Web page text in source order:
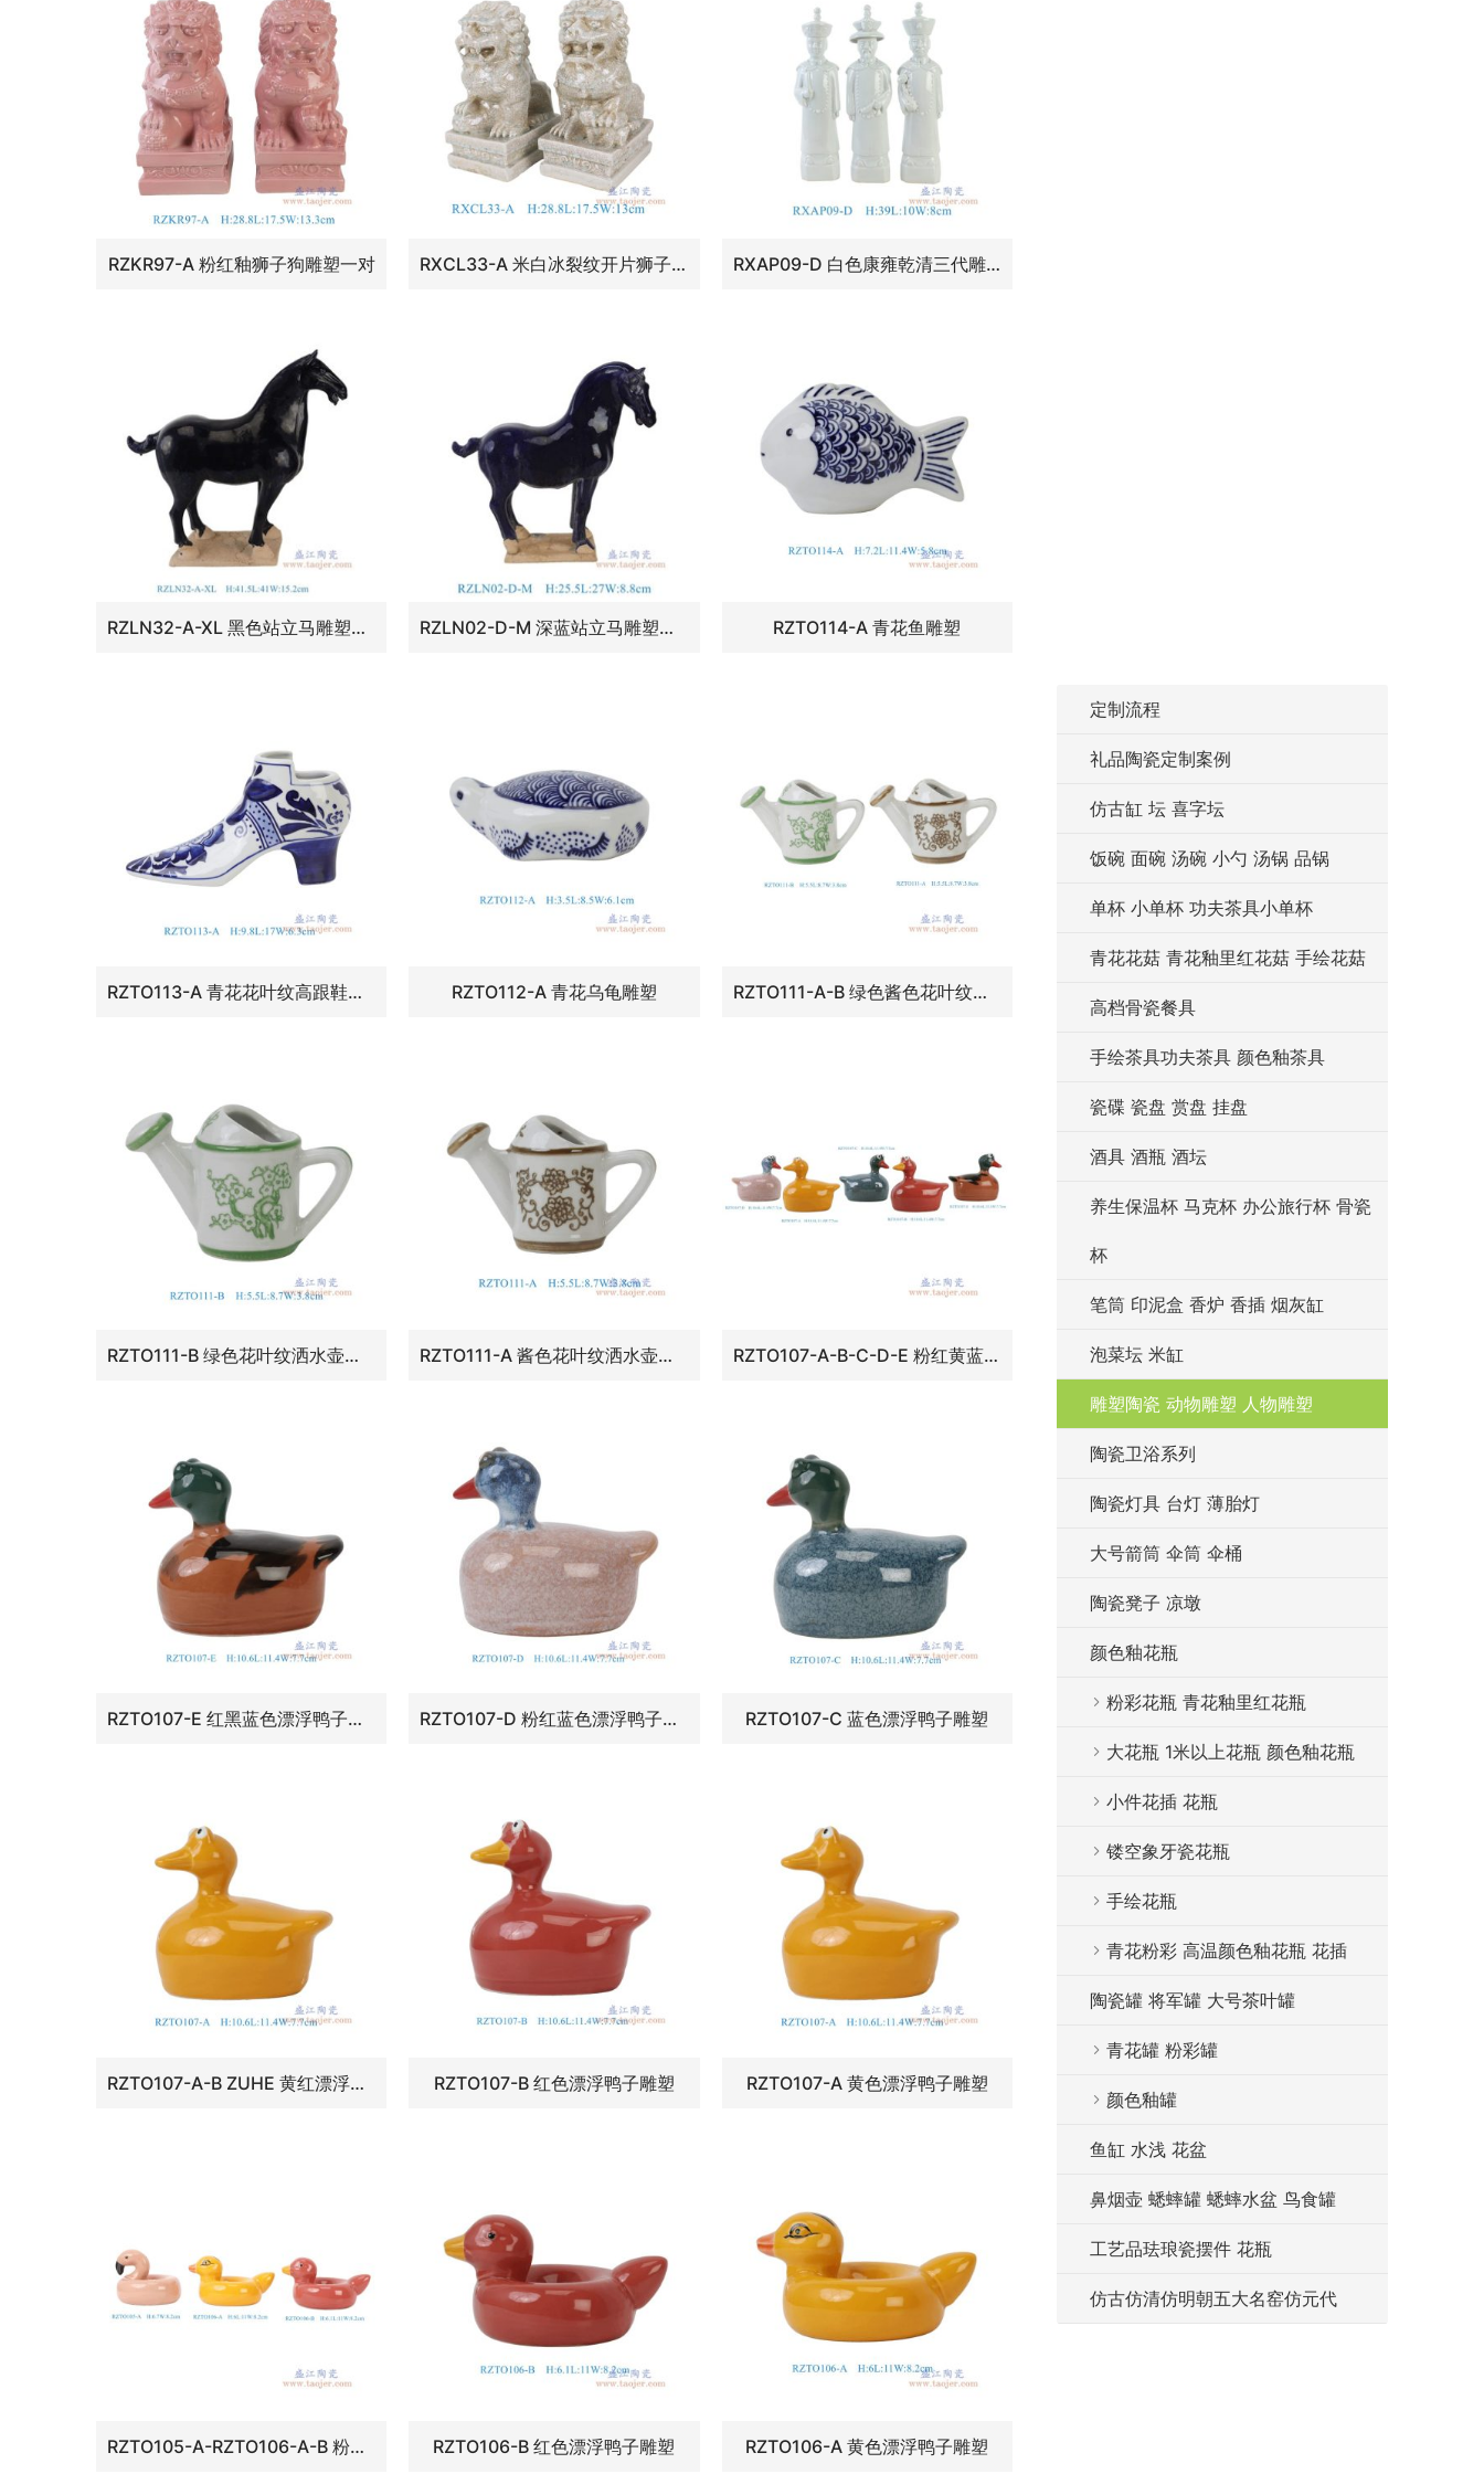
RZKR97-A 粉红釉狮子狗雕塑一对 RXCL33-A 米白冰裂纹开片狮子狗一对 RXAP09-D 白色康雍乾清三代雕塑
RZLN32-A-XL 黑色站立马雕塑加大号 RZLN02-D-M 深蓝站立马雕塑中号 RZTO114-A 青花鱼雕塑
RZTO113-A 青花花叶纹高跟鞋雕塑 RZTO112-A 青花乌龟雕塑 RZTO111-A-B 绿色酱色花叶纹洒水壶雕塑组合
RZTO111-B 绿色花叶纹洒水壶雕塑 RZTO111-A 酱色花叶纹洒水壶雕塑 RZTO107-A-B-C-D-E 粉红黄蓝色漂浮鸭子雕塑组合
RZTO107-E 红黑蓝色漂浮鸭子雕塑 RZTO107-D 粉红蓝色漂浮鸭子雕塑 RZTO107-C 蓝色漂浮鸭子雕塑
RZTO107-A-B ZUHE 黄红漂浮鸭子雕塑组合 RZTO107-B 红色漂浮鸭子雕塑 RZTO107-A 黄色漂浮鸭子雕塑
RZTO105-A-RZTO106-A-B 粉红黄色漂浮鸭子雕塑组合 RZTO106-B 红色漂浮鸭子雕塑 RZTO106-A 黄色漂浮鸭子雕塑
定制流程
礼品陶瓷定制案例
仿古缸 坛 喜字坛
饭碗 面碗 汤碗 小勺 汤锅 品锅
单杯 小单杯 功夫茶具小单杯
青花花菇 青花釉里红花菇 手绘花菇
高档骨瓷餐具
手绘茶具功夫茶具 颜色釉茶具
瓷碟 瓷盘 赏盘 挂盘
酒具 酒瓶 酒坛
养生保温杯 马克杯 办公旅行杯 骨瓷
杯
笔筒 印泥盒 香炉 香插 烟灰缸
泡菜坛 米缸
雕塑陶瓷 动物雕塑 人物雕塑
陶瓷卫浴系列
陶瓷灯具 台灯 薄胎灯
大号箭筒 伞筒 伞桶
陶瓷凳子 凉墩
颜色釉花瓶
粉彩花瓶 青花釉里红花瓶
大花瓶 1米以上花瓶 颜色釉花瓶
小件花插 花瓶
镂空象牙瓷花瓶
手绘花瓶
青花粉彩 高温颜色釉花瓶 花插
陶瓷罐 将军罐 大号茶叶罐
青花罐 粉彩罐
颜色釉罐
鱼缸 水浅 花盆
鼻烟壶 蟋蟀罐 蟋蟀水盆 鸟食罐
工艺品珐琅瓷摆件 花瓶
仿古仿清仿明朝五大名窑仿元代